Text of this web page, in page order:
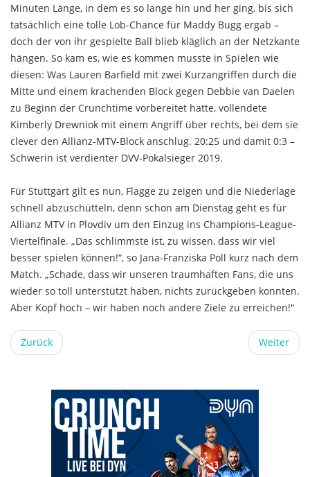
Minuten Länge, in dem es so lange hin und her ging, bis sich
tatsächlich eine tolle Lob-Chance für Maddy Bugg ergab –
doch der von ihr gespielte Ball blieb kläglich an der Netzkante
hängen. So kam es, wie es kommen musste in Spielen wie
diesen: Was Lauren Barfield mit zwei Kurzangriffen durch die
Mitte und einem krachenden Block gegen Debbie van Daelen
zu Beginn der Crunchtime vorbereitet hatte, vollendete
Kimberly Drewniok mit einem Angriff über rechts, bei dem sie
clever den Allianz-MTV-Block anschlug. 20:25 und damit 0:3 –
Schwerin ist verdienter DVV-Pokalsieger 2019.
Für Stuttgart gilt es nun, Flagge zu zeigen und die Niederlage
schnell abzuschütteln, denn schon am Dienstag geht es für
Allianz MTV in Plovdiv um den Einzug ins Champions-League-
Viertelfinale. „Das schlimmste ist, zu wissen, dass wir viel
besser spielen können!“, so Jana-Franziska Poll kurz nach dem
Match. „Schade, dass wir unseren traumhaften Fans, die uns
wieder so toll unterstützt haben, nichts zurückgeben konnten.
Aber Kopf hoch – wir haben noch andere Ziele zu erreichen!"
Zurück Weiter